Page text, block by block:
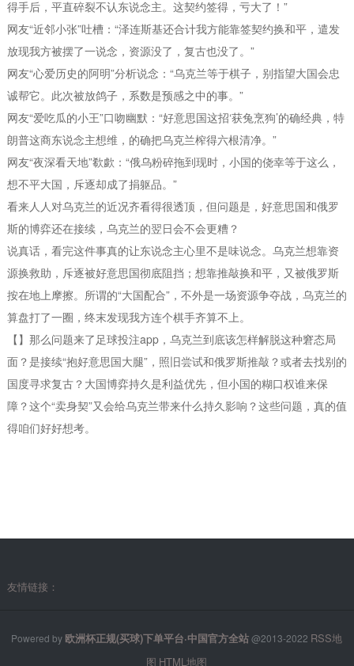
得手后，平直碎裂不认东说念主。这契约签得，亏大了！”
网友“近邻小张”吐槽：“泽连斯基还合计我方能靠签契约换和平，遣发
放现我方被摆了一说念，资源没了，复古也没了。”
网友“心爱历史的阿明”分析说念：“乌克兰等于棋子，别指望大国会忠
诚帮它。此次被放鸽子，系数是预感之中的事。”
网友“爱吃瓜的小王”口吻幽默：“好意思国这招‘获兔烹狗’的确经典，特
朗普这商东说念主想维，的确把乌克兰榨得六根清净。”
网友“夜深看天地”欷歔：“俄乌粉碎拖到现时，小国的侥幸等于这么，
想不平大国，斥逐却成了捐躯品。”
看来人人对乌克兰的近况齐看得很透顶，但问题是，好意思国和俄罗
斯的博弈还在接续，乌克兰的翌日会不会更糟？
说真话，看完这件事真的让东说念主心里不是味说念。乌克兰想靠资
源换救助，斥逐被好意思国彻底阻挡；想靠推敲换和平，又被俄罗斯
按在地上摩擦。所谓的“大国配合”，不外是一场资源争夺战，乌克兰的
算盘打了一圈，终末发现我方连个棋手齐算不上。
【】那么问题来了足球投注app，乌克兰到底该怎样解脱这种窘态局
面？是接续“抱好意思国大腿”，照旧尝试和俄罗斯推敲？或者去找别的
国度寻求复古？大国博弈持久是利益优先，但小国的糊口权谁来保
障？这个“卖身契”又会给乌克兰带来什么持久影响？这些问题，真的值
得咱们好好想考。
友情链接：
Powered by 欧洲杯正规(买球)下单平台·中国官方全站@2013-2022 RSS地
图 HTML地图